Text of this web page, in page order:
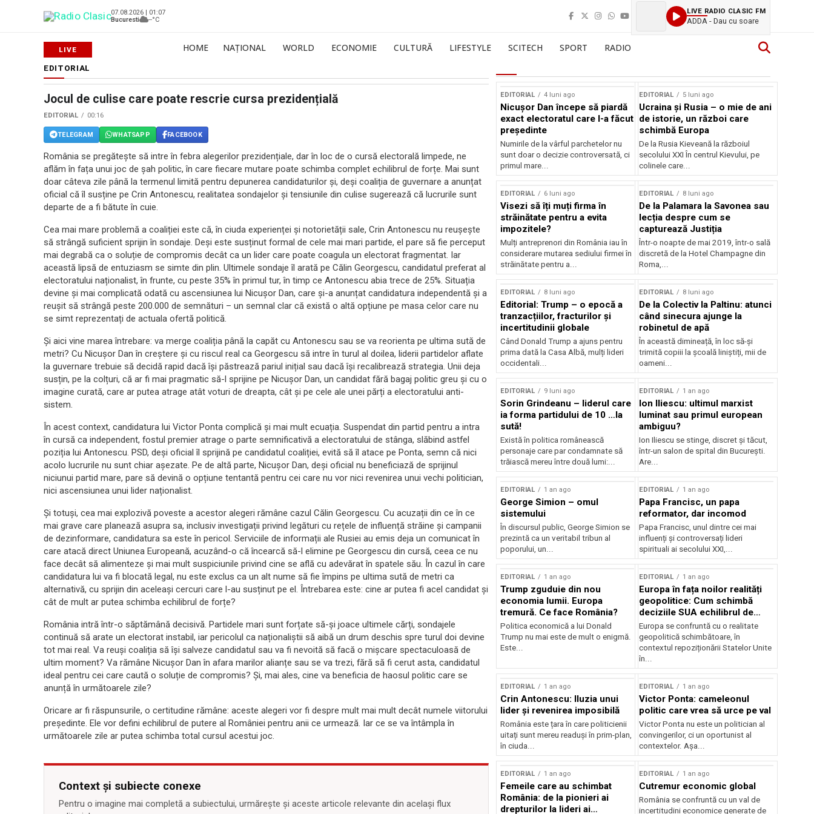
07.08.2026 | 01:07
Bucuresti
--°C
LIVE RADIO CLASIC FM
ADDA - Dau cu soare
HOME NAȚIONAL WORLD ECONOMIE CULTURĂ LIFESTYLE SCITECH SPORT RADIO
EDITORIAL
Jocul de culise care poate rescrie cursa prezidențială
EDITORIAL 00:16
TELEGRAM WHATSAPP FACEBOOK
România se pregătește să intre în febra alegerilor prezidențiale, dar în loc de o cursă electorală limpede, ne
aflăm în fața unui joc de șah politic, în care fiecare mutare poate schimba complet echilibrul de forțe. Mai sunt
doar câteva zile până la termenul limită pentru depunerea candidaturilor și, deși coaliția de guvernare a anunțat
oficial că îl susține pe Crin Antonescu, realitatea sondajelor și tensiunile din culise sugerează că lucrurile sunt
departe de a fi bătute în cuie.
Cea mai mare problemă a coaliției este că, în ciuda experienței și notorietății sale, Crin Antonescu nu reușește
să strângă suficient sprijin în sondaje. Deși este susținut formal de cele mai mari partide, el pare să fie perceput
mai degrabă ca o soluție de compromis decât ca un lider care poate coagula un electorat fragmentat. Iar
această lipsă de entuziasm se simte din plin. Ultimele sondaje îl arată pe Călin Georgescu, candidatul preferat al
electoratului naționalist, în frunte, cu peste 35% în primul tur, în timp ce Antonescu abia trece de 25%. Situația
devine și mai complicată odată cu ascensiunea lui Nicușor Dan, care și-a anunțat candidatura independentă și a
reușit să strângă peste 200.000 de semnături – un semnal clar că există o altă opțiune pe masa celor care nu
se simt reprezentați de actuala ofertă politică.
Și aici vine marea întrebare: va merge coaliția până la capăt cu Antonescu sau se va reorienta pe ultima sută de
metri? Cu Nicușor Dan în creștere și cu riscul real ca Georgescu să intre în turul al doilea, liderii partidelor aflate
la guvernare trebuie să decidă rapid dacă își păstrează pariul inițial sau dacă își recalibrează strategia. Unii deja
susțin, pe la colțuri, că ar fi mai pragmatic să-l sprijine pe Nicușor Dan, un candidat fără bagaj politic greu și cu o
imagine curată, care ar putea atrage atât voturi de dreapta, cât și pe cele ale unei părți a electoratului anti-
sistem.
În acest context, candidatura lui Victor Ponta complică și mai mult ecuația. Suspendat din partid pentru a intra
în cursă ca independent, fostul premier atrage o parte semnificativă a electoratului de stânga, slăbind astfel
poziția lui Antonescu. PSD, deși oficial îl sprijină pe candidatul coaliției, evită să îl atace pe Ponta, semn că nici
acolo lucrurile nu sunt chiar așezate. Pe de altă parte, Nicușor Dan, deși oficial nu beneficiază de sprijinul
niciunui partid mare, pare să devină o opțiune tentantă pentru cei care nu vor nici revenirea unui vechi politician,
nici ascensiunea unui lider naționalist.
Și totuși, cea mai explozivă poveste a acestor alegeri rămâne cazul Călin Georgescu. Cu acuzații din ce în ce
mai grave care planează asupra sa, inclusiv investigații privind legături cu rețele de influență străine și campanii
de dezinformare, candidatura sa este în pericol. Serviciile de informații ale Rusiei au emis deja un comunicat în
care atacă direct Uniunea Europeană, acuzând-o că încearcă să-l elimine pe Georgescu din cursă, ceea ce nu
face decât să alimenteze și mai mult suspiciunile privind cine se află cu adevărat în spatele său. În cazul în care
candidatura lui va fi blocată legal, nu este exclus ca un alt nume să fie împins pe ultima sută de metri ca
alternativă, cu sprijin din aceleași cercuri care l-au susținut pe el. Întrebarea este: cine ar putea fi acel candidat și
cât de mult ar putea schimba echilibrul de forțe?
România intră într-o săptămână decisivă. Partidele mari sunt forțate să-și joace ultimele cărți, sondajele
continuă să arate un electorat instabil, iar pericolul ca naționaliștii să aibă un drum deschis spre turul doi devine
tot mai real. Va reuși coaliția să își salveze candidatul sau va fi nevoită să facă o mișcare spectaculoasă de
ultim moment? Va rămâne Nicușor Dan în afara marilor alianțe sau se va trezi, fără să fi cerut asta, candidatul
ideal pentru cei care caută o soluție de compromis? Și, mai ales, cine va beneficia de haosul politic care se
anunță în următoarele zile?
Oricare ar fi răspunsurile, o certitudine rămâne: aceste alegeri vor fi despre mult mai mult decât numele viitorului
președinte. Ele vor defini echilibrul de putere al României pentru anii ce urmează. Iar ce se va întâmpla în
următoarele zile ar putea schimba total cursul acestui joc.
Context și subiecte conexe
Pentru o imagine mai completă a subiectului, urmărește și aceste articole relevante din același flux
EDITORIAL 4 luni ago
Nicușor Dan începe să piardă
exact electoratul care l-a făcut
președinte
Numirile de la vârful parchetelor nu
sunt doar o decizie controversată, ci
primul mare...
EDITORIAL 5 luni ago
Ucraina și Rusia – o mie de ani
de istorie, un război care
schimbă Europa
De la Rusia Kieveană la războiul
secolului XXI În centrul Kievului, pe
colinele care...
EDITORIAL 6 luni ago
Visezi să îți muți firma în
străinătate pentru a evita
impozitele?
Mulți antreprenori din România iau în
considerare mutarea sediului firmei în
străinătate pentru a...
EDITORIAL 8 luni ago
De la Palamara la Savonea sau
lecția despre cum se
capturează Justiția
Într-o noapte de mai 2019, într-o sală
discretă de la Hotel Champagne din
Roma,...
EDITORIAL 8 luni ago
Editorial: Trump – o epocă a
tranzacțiilor, fracturilor și
incertitudinii globale
Când Donald Trump a ajuns pentru
prima dată la Casa Albă, mulți lideri
occidentali...
EDITORIAL 8 luni ago
De la Colectiv la Paltinu: atunci
când sinecura ajunge la
robinetul de apă
În această dimineață, în loc să-și
trimită copiii la școală liniștiți, mii de
oameni...
EDITORIAL 9 luni ago
Sorin Grindeanu – liderul care
ia forma partidului de 10 …la
sută!
Există în politica românească
personaje care par condamnate să
trăiască mereu între două lumi:...
EDITORIAL 1 an ago
Ion Iliescu: ultimul marxist
luminat sau primul european
ambiguu?
Ion Iliescu se stinge, discret și tăcut,
într-un salon de spital din București.
Are...
EDITORIAL 1 an ago
George Simion – omul
sistemului
În discursul public, George Simion se
prezintă ca un veritabil tribun al
poporului, un...
EDITORIAL 1 an ago
Papa Francisc, un papa
reformator, dar incomod
Papa Francisc, unul dintre cei mai
influenți și controversați lideri
spirituali ai secolului XXI,...
EDITORIAL 1 an ago
Trump zguduie din nou
economia lumii. Europa
tremură. Ce face România?
Politica economică a lui Donald
Trump nu mai este de mult o enigmă.
Este...
EDITORIAL 1 an ago
Europa în fața noilor realități
geopolitice: Cum schimbă
deciziile SUA echilibrul de
putere
Europa se confruntă cu o realitate
geopolitică schimbătoare, în
contextul repoziționării Statelor Unite
în...
EDITORIAL 1 an ago
Crin Antonescu: Iluzia unui
lider și revenirea imposibilă
România este țara în care politicienii
uitați sunt mereu readuși în prim-plan,
în ciuda...
EDITORIAL 1 an ago
Victor Ponta: cameleonul
politic care vrea să urce pe val
Victor Ponta nu este un politician al
convingerilor, ci un oportunist al
contextelor. Așa...
EDITORIAL 1 an ago
Femeile care au schimbat
România: de la pionieri ai
drepturilor la lideri ai
EDITORIAL 1 an ago
Cutremur economic global
România se confruntă cu un val de
incertitudini economice generate de